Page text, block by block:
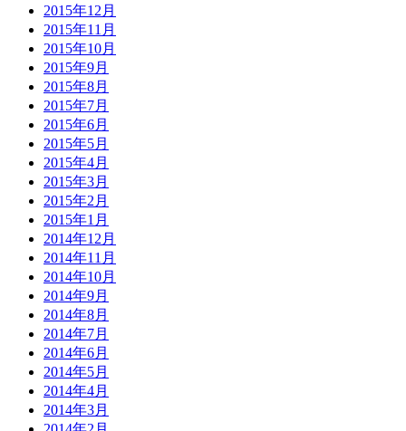
2015年12月
2015年11月
2015年10月
2015年9月
2015年8月
2015年7月
2015年6月
2015年5月
2015年4月
2015年3月
2015年2月
2015年1月
2014年12月
2014年11月
2014年10月
2014年9月
2014年8月
2014年7月
2014年6月
2014年5月
2014年4月
2014年3月